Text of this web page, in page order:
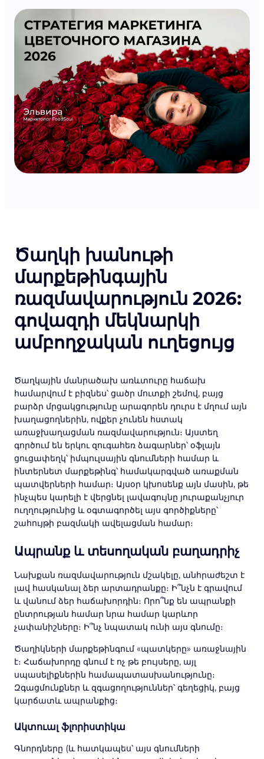
Ծաղկի խանութի
մարքեթինգային
ռազմավարություն 2026:
գովազդի մեկնարկի
ամբողջական ուղեցույց
Ծաղկային մանրածախ առևտուրը հաճախ
համարվում է բիզնես՝ ցածր մուտքի շեմով, բայց
բարձր մրցակցությունը արագորեն դուրս է մղում այն
խաղացողներին, ովքեր չունեն հստակ
առաջխաղացման ռազմավարություն։ Այստեղ
գործում են երկու զուգահեռ ձագարներ՝ օֆլայն
ցուցափեղկ՝ իմպուլսային գնումների համար և
ինտերնետ մարքեթինգ՝ համակարգված առաքման
պատվերների համար։ Այսօր կխոսենք այն մասին, թե
ինչպես կարելի է վերցնել լավագույնը յուրաքանչյուր
ուղղությունից և օգտագործել այս գործիքները՝
շահույթի բազմակի ավելացման համար։
Ապրանք և տեսողական բաղադրիչ
Նախքան ռազմավարություն մշակելը, անհրաժեշտ է
լավ հասկանալ ձեր արտադրանքը։ Ի՞նչն է գրավում
և վանում ձեր հաճախորդին։ Որո՞նք են ապրանքի
ընտրության համար նրա համար կարևոր
չափանիշները։ Ի՞նչ նպատակ ունի այս գնումը։
Ծաղիկների մարքեթինգում «պատկերը» առաջնային
է։ Հաճախորդը գնում է ոչ թե բույսերը, այլ
սպասելիքներին համապատասխանությունը։
Զգացմունքներ և զգացողություններ՝ գեղեցիկ, բայց
կարճատև ապրանքից։
Ակտուալ ֆլորիստիկա
Գնորդները (և հատկապես՝ այս գնումների